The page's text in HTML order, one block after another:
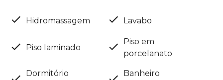
Hidromassagem Lavabo
Piso laminado
Piso em
porcelanato
Dormitório
Banheiro